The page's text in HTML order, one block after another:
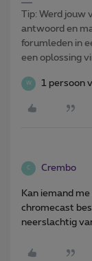
Tip: Werd jouw
antwoord en
forumleden in
een oplossing
W 1 persoon
C Crembo
Kan iemand
chromecast
neerslachtig